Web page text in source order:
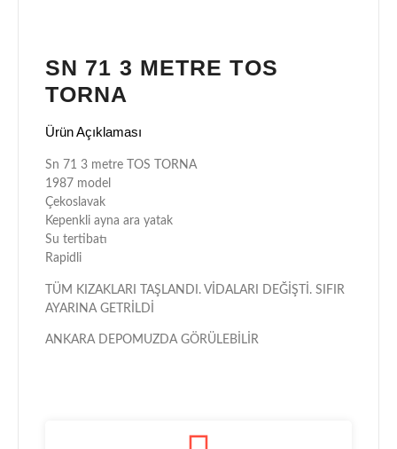
SN 71 3 METRE TOS
TORNA
Ürün Açıklaması
Sn 71 3 metre TOS TORNA
1987 model
Çekoslavak
Kepenkli ayna ara yatak
Su tertibatı
Rapidli
TÜM KIZAKLARI TAŞLANDI. VİDALARI DEĞİŞTİ. SIFIR
AYARINA GETRİLDİ
ANKARA DEPOMUZDA GÖRÜLEBİLİR